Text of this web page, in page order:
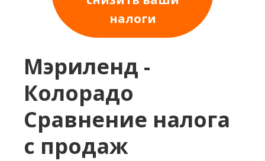
налоги
Мэриленд -
Колорадо
Сравнение налога
с продаж